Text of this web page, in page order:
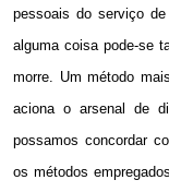
pessoais do serviço
alguma coisa pode-se
morre. Um método
aciona o arsenal de
possamos concordar
os métodos